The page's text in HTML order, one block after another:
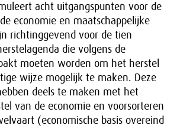
acht uitgangspunten voor de
economie en maatschappelijke
richtinggevend voor de tien
die volgens de
moeten worden om het herstel
wijze mogelijk te maken. Deze
deels te maken met het
van de economie en voorsorteren
(economische basis overeind